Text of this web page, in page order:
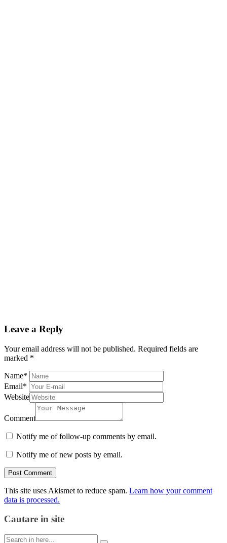
Leave a Reply
Your email address will not be published. Required fields are
marked *
Name*
Email*
Website
Comment
Notify me of follow-up comments by email.
Notify me of new posts by email.
This site uses Akismet to reduce spam. Learn how your comment
data is processed.
Cautare in site
Search